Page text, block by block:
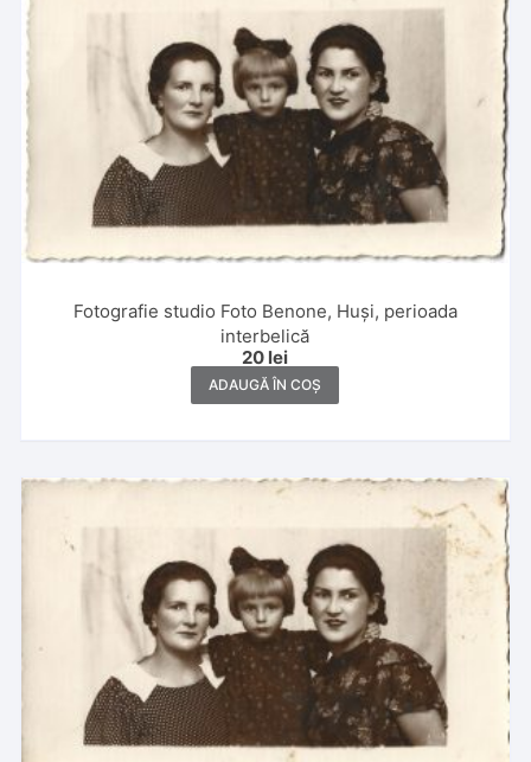
Fotografie studio Foto Benone, Huși, perioada
interbelică
20 lei
ADAUGĂ ÎN COȘ